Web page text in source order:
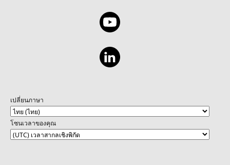
เปลี่ยนภาษา
โซนเวลาของคุณ